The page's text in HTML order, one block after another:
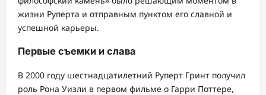
жизни Руперта и отправным пунктом его славной и
успешной карьеры.
Первые съемки и слава
В 2000 году шестнадцатилетний Руперт Гринт получил
роль Рона Уизли в первом фильме о Гарри Поттере,